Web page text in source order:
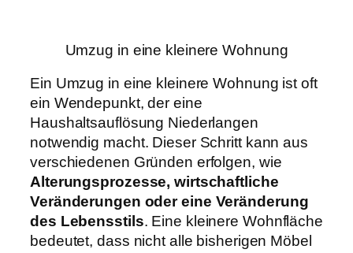
Umzug in eine kleinere Wohnung
Ein Umzug in eine kleinere Wohnung ist oft
ein Wendepunkt, der eine
Haushaltsauflösung Niederlangen
notwendig macht. Dieser Schritt kann aus
verschiedenen Gründen erfolgen, wie
Alterungsprozesse, wirtschaftliche
Veränderungen oder eine Veränderung
des Lebensstils. Eine kleinere Wohnfläche
bedeutet, dass nicht alle bisherigen Möbel